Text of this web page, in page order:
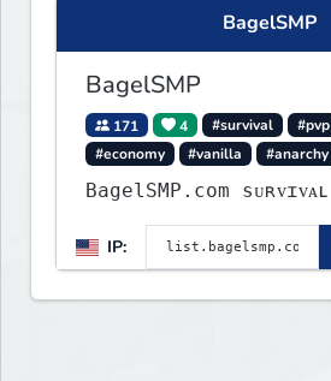
BagelSMP
BagelSMP
171 4 #survival #pvp
#economy
#vanilla #anarchy
BagelSMP.com ѕᴜʀᴠɪᴠᴀʟ
IP: